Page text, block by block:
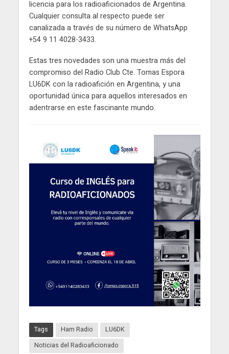
licencia para los radioaficionados de Argentina.
Cualquier consulta al respecto puede ser
canalizada a través de su número de WhatsApp
+54 9 11 4028-3433.
Estas tres novedades son una muestra más del
compromiso del Radio Club Cte. Tomas Espora
LU6DK con la radioafición en Argentina, y una
oportunidad única para aquellos interesados en
adentrarse en este fascinante mundo.
Tags Ham Radio
LU6DK
Noticias del Radioaficionado